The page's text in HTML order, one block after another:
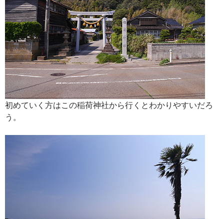
初めていく方はこの稲荷神社から行くとわかりやすいだろ
う。